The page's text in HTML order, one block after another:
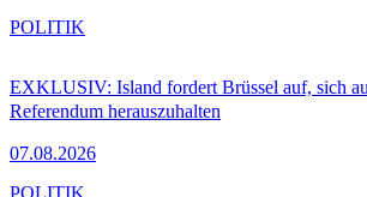
EXKLUSIV: Island fordert Brüssel auf, sich
Referendum herauszuhalten
07.08.2026
POLITIK